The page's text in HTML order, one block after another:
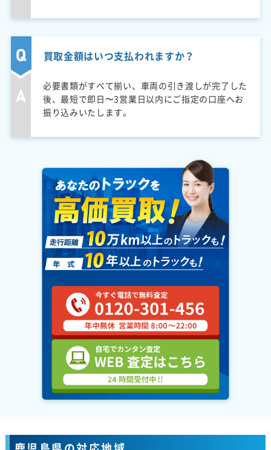
買取金額はいつ支払われますか？
必要書類がすべて揃い、車両の引き渡しが完了した
後、最短で即日〜3営業日以内にご指定の口座へお
振り込みいたします。